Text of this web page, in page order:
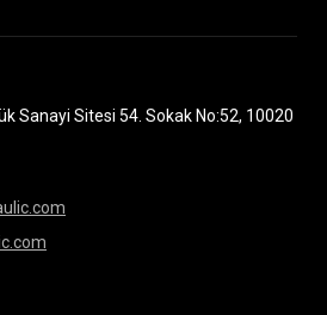
Sanayi Sitesi 54. Sokak No:52, 10020